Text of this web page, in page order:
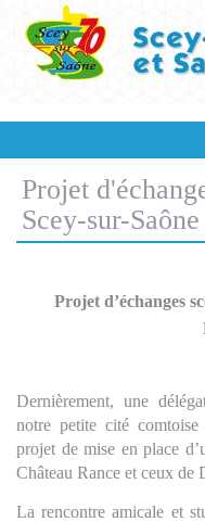
Projet
Scey-sur-
Projet d’échanges
Dernièrement, une
notre petite cité
projet de mise en place
Château Rance et ceux de
La rencontre amicale et